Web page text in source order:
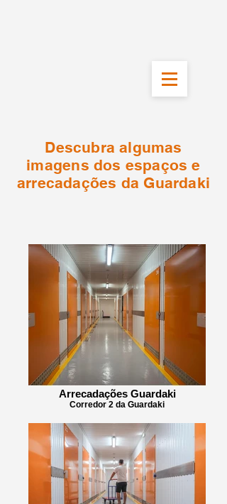
Descubra algumas
imagens dos espaços e
arrecadações da Guardaki
Arrecadações Guardaki
Corredor 2 da Guardaki